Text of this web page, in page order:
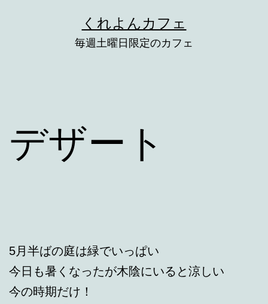
くれよんカフェ
毎週土曜日限定のカフェ
デザート
5月半ばの庭は緑でいっぱい
今日も暑くなったが木陰にいると涼しい
今の時期だけ！